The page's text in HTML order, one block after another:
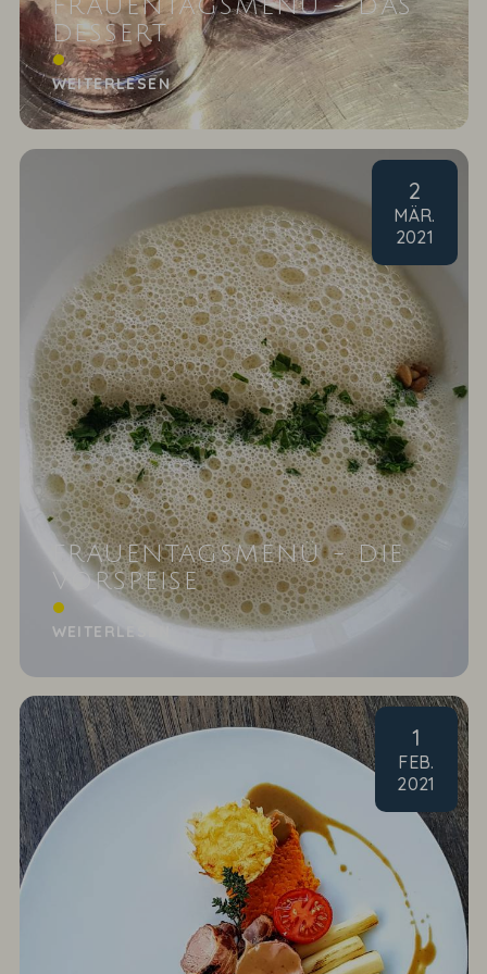
FRAUENTAGSMENÜ - DAS
DESSERT
Mascarpone-Himbeer-Traum mit Baiser
WEITERLESEN
2
MÄR.
2021
FRAUENTAGSMENÜ - DIE
VORSPEISE
Apfel-Sellerie-Schaum-Süppchen mit Pinienkernen
WEITERLESEN
1
FEB.
2021